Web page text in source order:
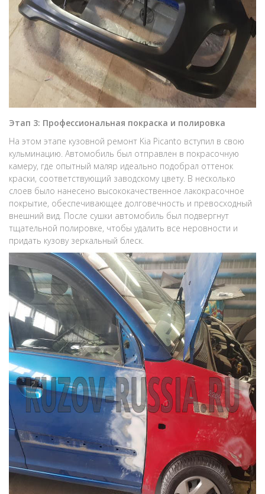
Этап 3: Профессиональная покраска и полировка
На этом этапе кузовной ремонт Kia Picanto вступил в свою
кульминацию. Автомобиль был отправлен в покрасочную
камеру, где опытный маляр идеально подобрал оттенок
краски, соответствующий заводскому цвету. В несколько
слоев было нанесено высококачественное лакокрасочное
покрытие, обеспечивающее долговечность и превосходный
внешний вид. После сушки автомобиль был подвергнут
тщательной полировке, чтобы удалить все неровности и
придать кузову зеркальный блеск.